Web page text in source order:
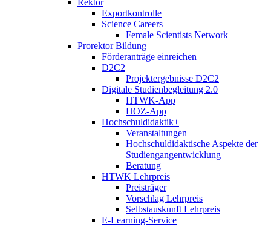
Exportkontrolle
Science Careers
Female Scientists Network
Prorektor Bildung
Förderanträge einreichen
D2C2
Projektergebnisse D2C2
Digitale Studienbegleitung 2.0
HTWK-App
HOZ-App
Hochschuldidaktik+
Veranstaltungen
Hochschuldidaktische Aspekte der
Studiengangentwicklung
Beratung
HTWK Lehrpreis
Preisträger
Vorschlag Lehrpreis
Selbstauskunft Lehrpreis
E-Learning-Service